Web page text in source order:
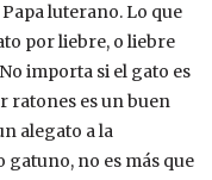
luterano. Lo que
por liebre, o liebre
importa si el gato es
ratones es un buen
alegato a la
no es más que